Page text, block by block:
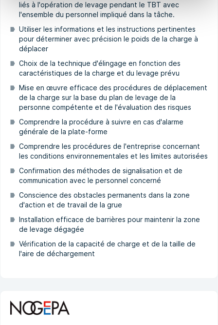
liés à l'opération de levage pendant le TBT avec
l'ensemble du personnel impliqué dans la tâche.
Utiliser les informations et les instructions pertinentes
pour déterminer avec précision le poids de la charge à
déplacer
Choix de la technique d'élingage en fonction des
caractéristiques de la charge et du levage prévu
Mise en œuvre efficace des procédures de déplacement
de la charge sur la base du plan de levage de la
personne compétente et de l'évaluation des risques
Comprendre la procédure à suivre en cas d'alarme
générale de la plate-forme
Comprendre les procédures de l'entreprise concernant
les conditions environnementales et les limites autorisées
Confirmation des méthodes de signalisation et de
communication avec le personnel concerné
Conscience des obstacles permanents dans la zone
d'action et de travail de la grue
Installation efficace de barrières pour maintenir la zone
de levage dégagée
Vérification de la capacité de charge et de la taille de
l'aire de déchargement